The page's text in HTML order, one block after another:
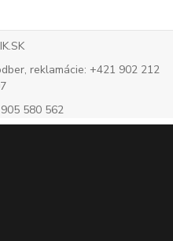
reklamácie: +421 902 212
580 562